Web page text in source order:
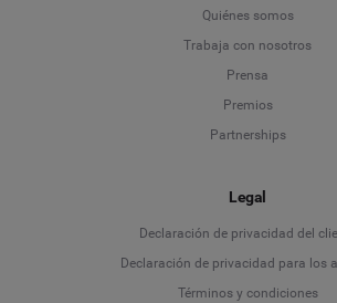
Quiénes somos
Trabaja con nosotros
Prensa
Premios
Partnerships
Legal
Declaración de privacidad del
Declaración de privacidad para los
Términos y condiciones